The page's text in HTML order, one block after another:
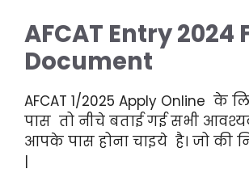
AFCAT Entry 2024
Document
AFCAT 1/2025 Apply Online के
पास तो नीचे बताई गई सभी
आपके पास होना चाइये है। जो की
|